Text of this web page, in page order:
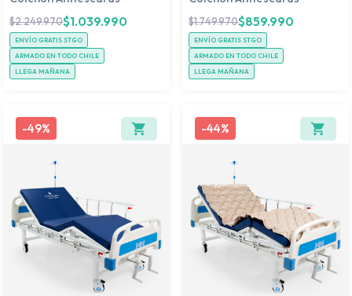
$2.249.970$1.039.990
ENVÍO GRATIS STGO
ARMADO EN TODO CHILE
LLEGA MAÑANA
$1.749.970$859.990
ENVÍO GRATIS STGO
ARMADO EN TODO CHILE
LLEGA MAÑANA
-49% -44%